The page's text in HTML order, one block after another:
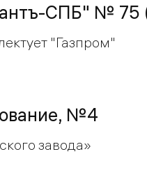
СПБ" № 75
"Газпром"
№4
завода»